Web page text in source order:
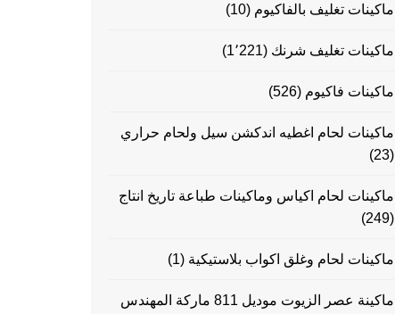
ماكينات تغليف بالفاكيوم (10)
ماكينات تغليف شرنك (1٬221)
ماكينات فاكيوم (526)
ماكينات لحام اغطيه اندكشن سيل ولحام حراري
(23)
ماكينات لحام اكياس وماكينات طباعة تاريخ انتاج
(249)
ماكينات لحام وغلق اكواب بلاستيكية (1)
ماكينة عصر الزيوت موديل 811 ماركة المهندس